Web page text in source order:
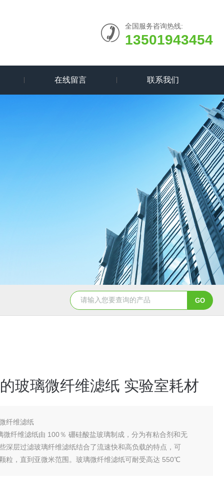
全国服务咨询热线:
13501943454
在线留言 联系我们
硝酸纤维素( NC 膜 )10402012
玻璃微纤维滤纸 实验室耗材
纤维滤纸
纤维滤纸由 100％ 硼硅酸盐玻璃制成，分为有粘合剂和无
深层过滤玻璃纤维滤纸结合了流速快和高负载的特点，可
粒，直到亚微米范围。玻璃微纤维滤纸可耐受高达 550℃